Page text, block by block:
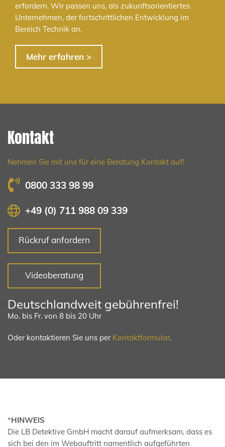
erfordern. Wir passen uns, als zukunftsorientiertes
Unternehmen, der fortschrittlichen Entwicklung im
Bereich Technik an.
Mehr erfahren >
Kontakt
Nehmen Sie mit uns für eine Beratung Kontakt auf!
0800 333 98 99
+49 (0) 711 988 09 339
Rückruf anfordern
Videoberatung
Deutschlandweit gebührenfrei!
Mo. bis Fr. von 8 bis 20 Uhr
Oder kontaktieren Sie uns per Kontaktformular.
*HINWEIS
Die LB Detektive GmbH macht darauf aufmerksam, dass es
sich bei den im Webauftritt namentlich aufgeführten